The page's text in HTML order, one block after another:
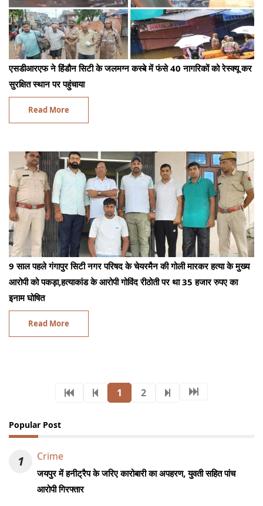
एसडीआरएफ ने हिंडौन सिटी के जलमग्न कस्बे में फंसे 40 नागरिकों को रेस्क्यू कर
सुरक्षित स्थान पर पहुंचाया
Read More
9 साल पहले गंगापुर सिटी नगर परिषद के चेयरमैन की गोली मारकर हत्या के मुख्य
आरोपी को पकड़ा,हत्याकांड के आरोपी गोविंद रीठोती पर था 35 हजार रुपए का
इनाम घोषित
Read More
1 2
Popular Post
1 Crime
जयपुर में हनीट्रैप के जरिए कारोबारी का अपहरण, युवती सहित पांच
आरोपी गिरफ्तार